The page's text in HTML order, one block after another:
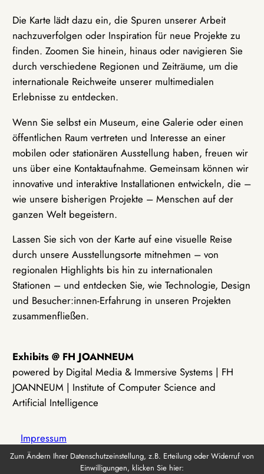
Die Karte lädt dazu ein, die Spuren unserer Arbeit
nachzuverfolgen oder Inspiration für neue Projekte zu
finden. Zoomen Sie hinein, hinaus oder navigieren Sie
durch verschiedene Regionen und Zeiträume, um die
internationale Reichweite unserer multimedialen
Erlebnisse zu entdecken.
Wenn Sie selbst ein Museum, eine Galerie oder einen
öffentlichen Raum vertreten und Interesse an einer
mobilen oder stationären Ausstellung haben, freuen wir
uns über eine Kontaktaufnahme. Gemeinsam können wir
innovative und interaktive Installationen entwickeln, die –
wie unsere bisherigen Projekte – Menschen auf der
ganzen Welt begeistern.
Lassen Sie sich von der Karte auf eine visuelle Reise
durch unsere Ausstellungsorte mitnehmen – von
regionalen Highlights bis hin zu internationalen
Stationen – und entdecken Sie, wie Technologie, Design
und Besucher:innen-Erfahrung in unseren Projekten
zusammenfließen.
Exhibits @ FH JOANNEUM
powered by Digital Media & Immersive Systems | FH
JOANNEUM | Institute of Computer Science and
Artificial Intelligence
Impressum
Zum Ändern Ihrer Datenschutzeinstellung, z.B. Erteilung oder Widerruf von
Einwilligungen, klicken Sie hier: